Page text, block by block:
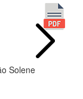
Solene